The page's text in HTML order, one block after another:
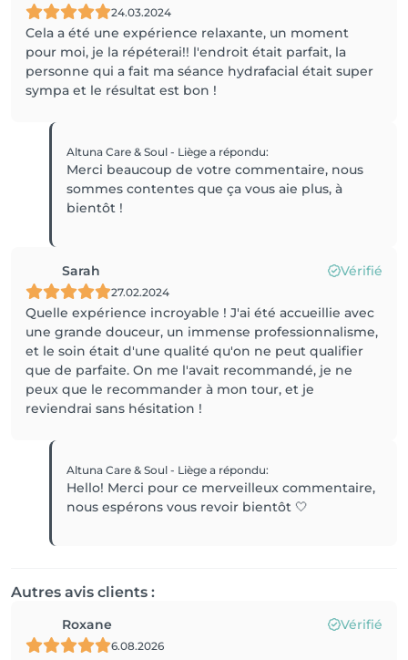
24.03.2024
Cela a été une expérience relaxante, un moment
pour moi, je la répéterai!! l'endroit était parfait, la
personne qui a fait ma séance hydrafacial était super
sympa et le résultat est bon !
Altuna Care & Soul - Liègea répondu:
Merci beaucoup de votre commentaire, nous
sommes contentes que ça vous aie plus, à
bientôt !
Sarah Vérifié
27.02.2024
Quelle expérience incroyable ! J'ai été accueillie avec
une grande douceur, un immense professionnalisme,
et le soin était d'une qualité qu'on ne peut qualifier
que de parfaite. On me l'avait recommandé, je ne
peux que le recommander à mon tour, et je
reviendrai sans hésitation !
Altuna Care & Soul - Liègea répondu:
Hello! Merci pour ce merveilleux commentaire,
nous espérons vous revoir bientôt 🤍
Autres avis clients :
Roxane Vérifié
6.08.2026